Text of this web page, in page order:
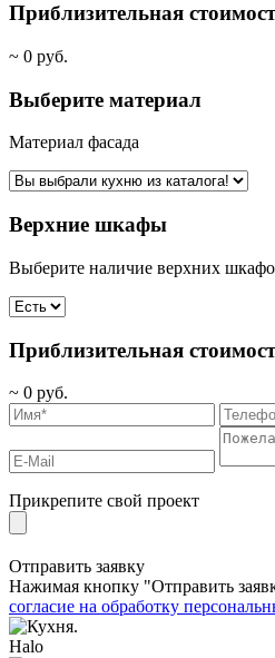
Приблизительная
~ 0 руб.
Выберите материал
Материал фасада
Верхние шкафы
Выберите наличие верхних
Приблизительная
~ 0 руб.
Прикрепите свой проект
Отправить заявку
Нажимая кнопку "Отправить
согласие на обработку
Halo